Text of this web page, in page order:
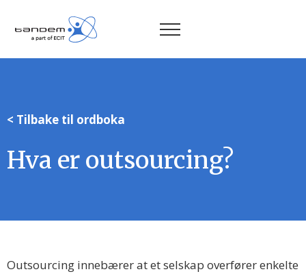
< Tilbake til ordboka
Hva er outsourcing?
Outsourcing innebærer at et selskap overfører enkelte